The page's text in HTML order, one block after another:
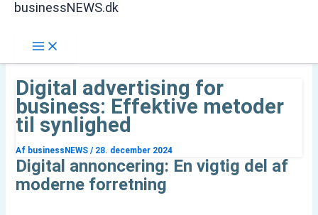
businessNEWS.dk
Digital advertising for
business: Effektive metoder
til synlighed
Af businessNEWS / 28. december 2024
Digital annoncering: En vigtig del af
moderne forretning